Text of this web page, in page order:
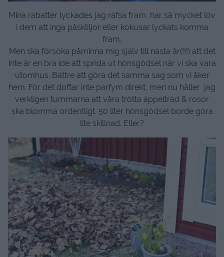
Mina rabatter lyckades jag räfsa fram, har så mycket löv
i dem att inga påskliljor eller kokusar lyckats komma
fram.
Men ska försöka påminna mig själv till nästa år(!!!) att det
inte är en bra ide att sprida ut hönsgödsel när vi ska vara
utomhus. Bättre att göra det samma sag som vi åker
hem. För det doftar inte parfym direkt, men nu håller jag
verkligen tummarna att våra trötta äppelträd & rosor
ska blomma ordentligt. 50 liter hönsgödsel borde göra
lite skillnad. Eller?